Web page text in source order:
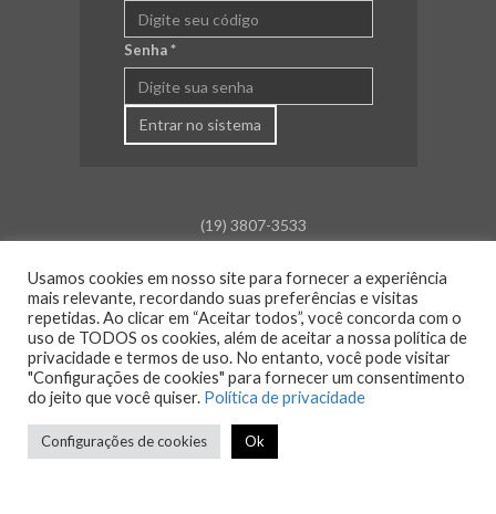
Senha*
Entrar no sistema
(19) 3807-3533
Rua Barão de Campinas, 675
Centro - Amparo - SP
Atendimento:
Segunda a sexta: das 8h30 às 18h00
Sáb., Dom. e Feriado: Fechado
Usamos cookies em nosso site para fornecer a experiência
mais relevante, recordando suas preferências e visitas
repetidas. Ao clicar em “Aceitar todos”, você concorda com o
uso de TODOS os cookies, além de aceitar a nossa política de
privacidade e termos de uso. No entanto, você pode visitar
"Configurações de cookies" para fornecer um consentimento
do jeito que você quiser. Política de privacidade
Configurações de cookies Ok